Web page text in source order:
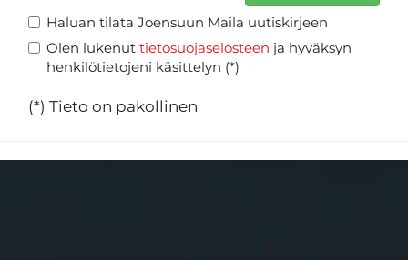
Haluan tilata Joensuun Maila uutiskirjeen
Olen lukenut tietosuojaselosteen ja hyväksyn
henkilötietojeni käsittelyn (*)
(*) Tieto on pakollinen